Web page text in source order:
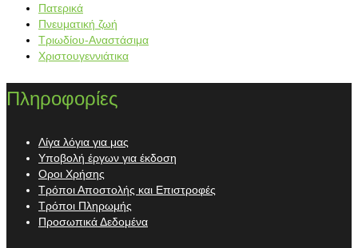
Πατερικά
Πνευματική ζωή
Τριωδίου-Αναστάσιμα
Χριστουγεννιάτικα
Πληροφορίες
Λίγα λόγια για μας
Υποβολή έργων για έκδοση
Οροι Χρήσης
Τρόποι Αποστολής και Επιστροφές
Τρόποι Πληρωμής
Προσωπικά Δεδομένα